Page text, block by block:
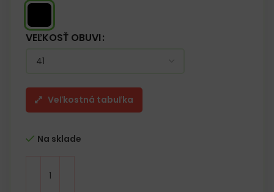
VEĽKOSŤ OBUVI
Veľkostná tabuľka
Na sklade